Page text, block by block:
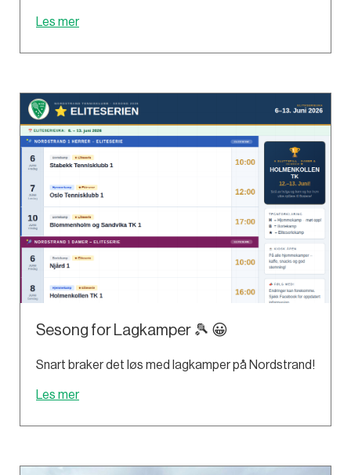
Les mer
Sesong for Lagkamper 🎾 😀
Snart braker det løs med lagkamper på Nordstrand!
Les mer